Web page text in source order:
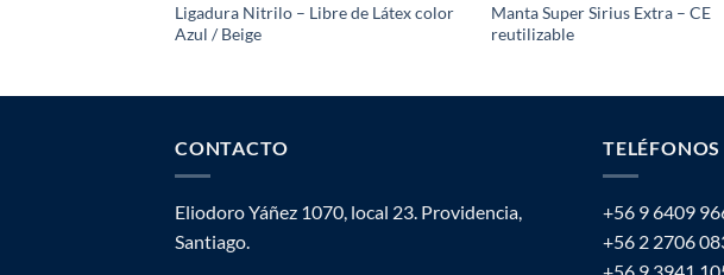
Ligadura Nitrilo – Libre de Látex color
Azul / Beige
Manta Super Sirius Extra – CE
reutilizable
CONTACTO
Eliodoro Yáñez 1070, local 23. Providencia,
Santiago.
+56 9 6409
+56 2 2706